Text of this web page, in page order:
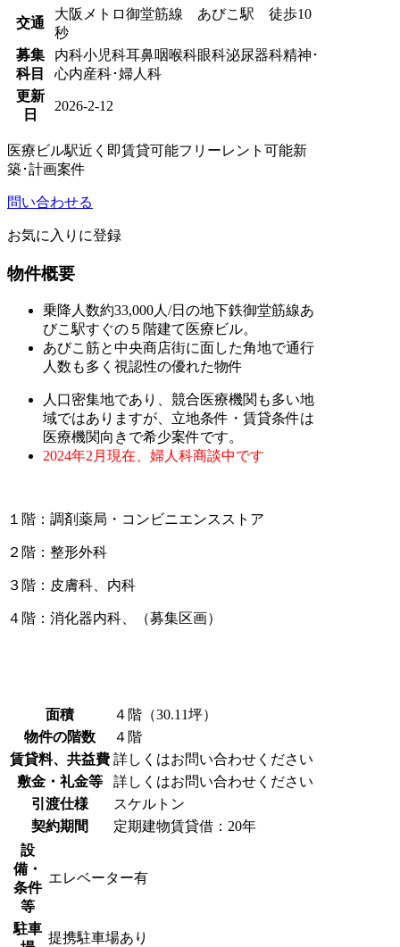
交通
大阪メトロ御堂筋線 あびこ駅 徒歩10
秒
募集
科目
内科小児科耳鼻咽喉科眼科泌尿器科精神･
心内産科･婦人科
更新
日
2026-2-12
医療ビル駅近く 即賃貸可能フリーレント可能新
築･計画案件
問い合わせる
お気に入りに登録
物件概要
乗降人数約33,000人/日の地下鉄御堂筋線あ
びこ駅すぐの５階建て医療ビル。
あびこ筋と中央商店街に面した角地で通行
人数も多く視認性の優れた物件
人口密集地であり、競合医療機関も多い地
域ではありますが、 立地条件・賃貸条件は
医療機関向きで希少案件です。
2024年2月現在、婦人科商談中です
１階：調剤薬局・コンビニエンスストア
２階：整形外科
３階：皮膚科、内科
４階：消化器内科、（募集区画）
面積
４階（30.11坪）
物件の階数
４階
賃貸料、共益費 詳しくはお問い合わせください
敷金・礼金等
詳しくはお問い合わせください
引渡仕様
スケルトン
契約期間
定期建物賃貸借：20年
設
備・
条件
等
エレベーター有
駐車
提携駐車場あり